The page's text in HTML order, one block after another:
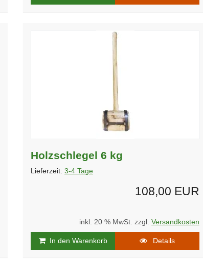
Holzschlegel 6 kg
Lieferzeit: 3-4 Tage
108,00 EUR
inkl. 20 % MwSt. zzgl. Versandkosten
In den Warenkorb Details